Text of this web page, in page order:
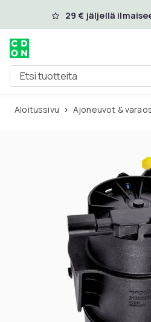
Ohita ja siirry
29 € jäljellä
Etsi tuotteita
Aloitussivu Ajoneuvot &